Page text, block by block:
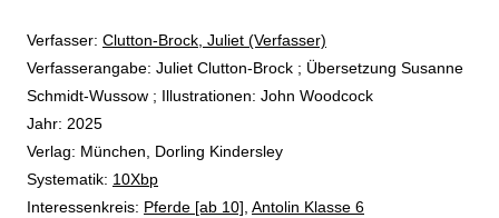
Verfasser: Suche nach diesem Verfasser
Clutton-Brock, Juliet (Verfasser)
Verfasserangabe: Juliet Clutton-Brock ; Übersetzung Susanne
Schmidt-Wussow ; Illustrationen: John Woodcock
Jahr: 2025
Verlag: München, Dorling Kindersley
opens in new tab
Diesen Link in neuem Tab öffnen
Systematik: Suche nach dieser Systematik
10Xbp
Interessenkreis: Suche nach diesem Interessenskreis
Pferde [ab 10] Antolin Klasse 6